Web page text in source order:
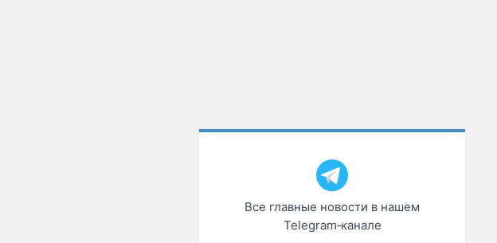
Все главные новости в нашем
Telegram‑канале